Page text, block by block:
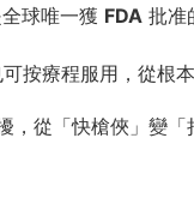
球唯一獲 FDA 批准
按療程服用，從根
，從「快槍俠」變「